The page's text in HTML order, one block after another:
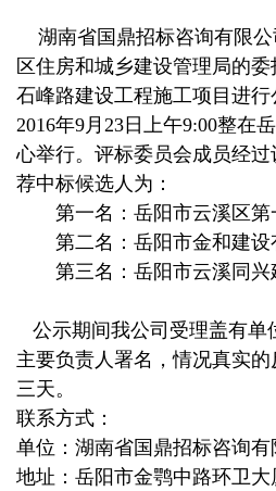
湖南省国鼎招标咨询有限
区住房和城乡建设管理局的
石峰路建设工程施工项目进
2016年9月 23 日上午9:00整在
心举行。评标委员会成员经
荐中标候选人为：
第一名：岳阳市云溪区第
第二名：岳阳市金和建设
第三名：岳阳市云溪同兴
公示期间我公司受理盖有单
主要负责人署名，情况真实
三天。
联系方式：
单位：湖南省国鼎招标咨询有
地址：岳阳市金鹗中路环卫大